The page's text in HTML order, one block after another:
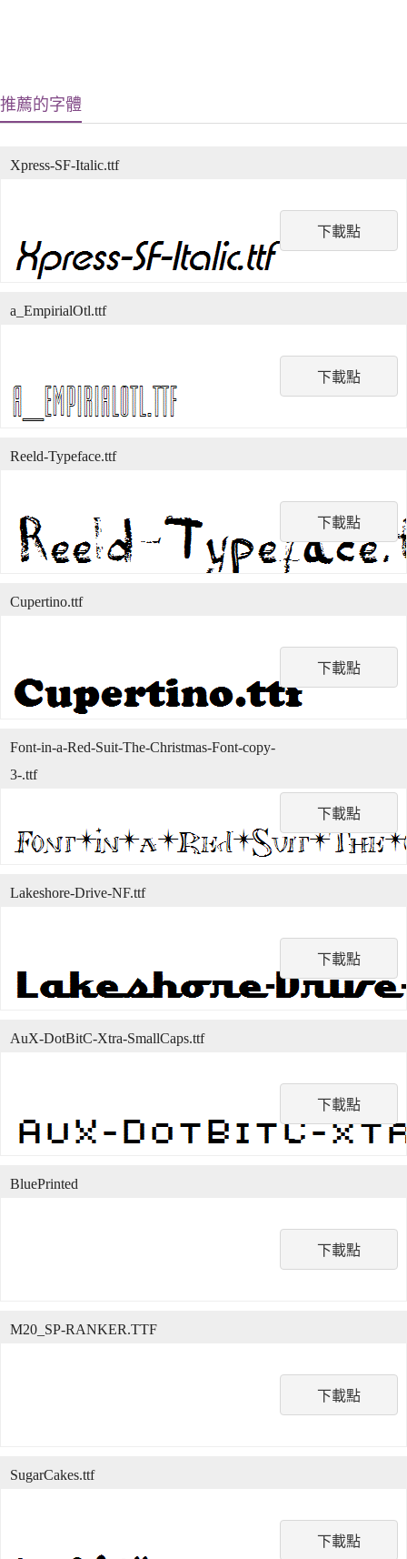
推薦的字體
下載點
Xpress-SF-Italic.ttf
下載點
a_EmpirialOtl.ttf
下載點
Reeld-Typeface.ttf
下載點
Cupertino.ttf
下載點
Font-in-a-Red-Suit-The-Christmas-Font-copy-
3-.ttf
下載點
Lakeshore-Drive-NF.ttf
下載點
AuX-DotBitC-Xtra-SmallCaps.ttf
下載點
BluePrinted
下載點
M20_SP-RANKER.TTF
下載點
SugarCakes.ttf